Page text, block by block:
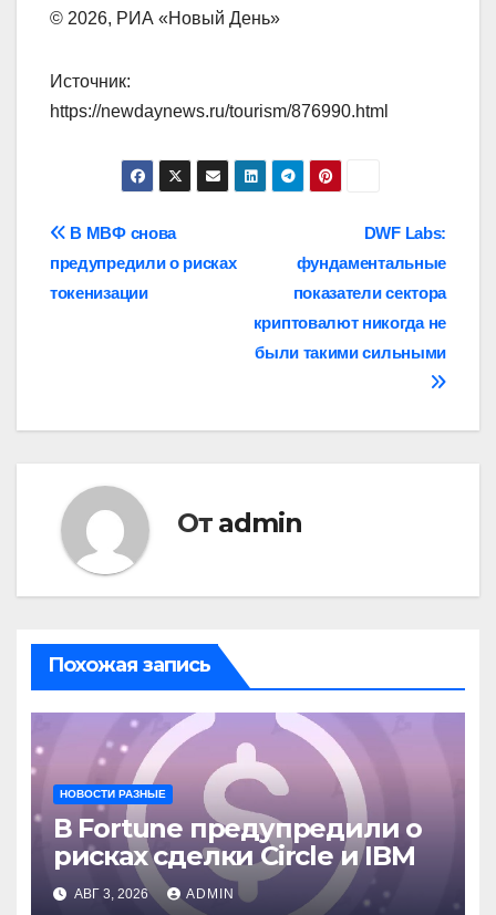
© 2026, РИА «Новый День»
Источник:
https://newdaynews.ru/tourism/876990.html
Навигация
по
DWF Labs:
фундаментальные
показатели сектора
криптовалют никогда не
были такими сильными
В МВФ снова
предупредили о рисках
токенизации
От admin
Похожая запись
НОВОСТИ РАЗНЫЕ
В Fortune предупредили о
рисках сделки Circle и IBM
АВГ 3, 2026 ADMIN